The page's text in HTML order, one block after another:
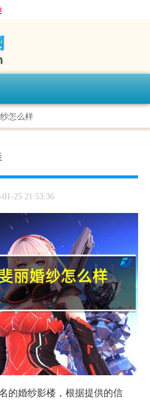
怎么样
01-25 21:53:36
的婚纱影楼，根据提供的信